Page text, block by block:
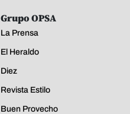
Grupo OPSA
La Prensa
El Heraldo
Diez
Revista Estilo
Buen Provecho